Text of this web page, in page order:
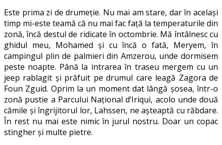
Este prima zi de drumeţie. Nu mai am stare, dar în acelaşi
timp mi-este teamă că nu mai fac faţă la temperaturile din
zonă, încă destul de ridicate în octombrie. Mă întâlnesc cu
ghidul meu, Mohamed şi cu încă o fată, Meryem, în
campingul plin de palmieri din Amzerou, unde dormisem
peste noapte. Până la intrarea în traseu mergem cu un
jeep rablagit şi prăfuit pe drumul care leagă Zagora de
Foun Zguid. Oprim la un moment dat lângă şosea, într-o
zonă pustie a Parcului Naţional d’Iriqui, acolo unde două
cămile şi îngrijitorul lor, Lahssen, ne aşteaptă cu răbdare.
În rest nu mai este nimic în jurul nostru. Doar un copac
stingher şi multe pietre.